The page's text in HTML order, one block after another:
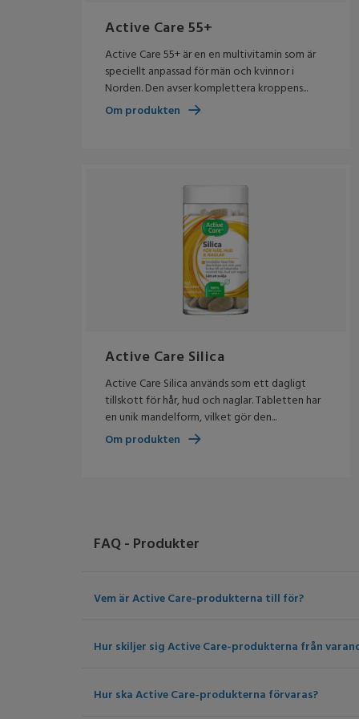
Active Care 55+
Active Care 55+ är en en multivitamin som är
speciellt anpassad för män och kvinnor i
Norden. Den avser komplettera kroppens...
Om produkten
Active Care Silica
Active Care Silica används som ett dagligt
tillskott för hår, hud och naglar. Tabletten har
en unik mandelform, vilket gör den...
Om produkten
FAQ - Produkter
Vem är Active Care-produkterna till för?
Hur skiljer sig Active Care-produkterna från
Hur ska Active Care-produkterna förvaras?